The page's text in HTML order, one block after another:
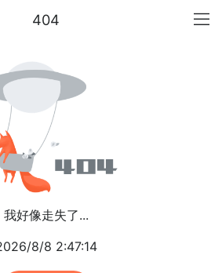
404
我好像走失了...
8/8 2:47:14